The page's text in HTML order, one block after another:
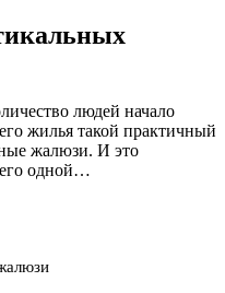
людей начало
жилья такой практичный
жалюзи. И это
одной…